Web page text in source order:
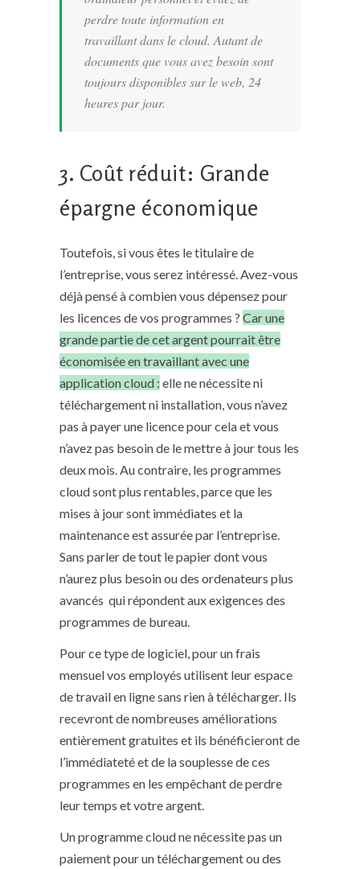
perdre toute information en
travaillant dans le cloud.Autant de
documents que vous avez besoin sont
toujours disponibles sur le web, 24
heures par jour.
3. Coût réduit: Grande
épargne économique
Toutefois, si vous êtes le titulaire de
l’entreprise, vous serez intéressé. Avez-vous
déjà pensé à combien vous dépensez pour
les licences de vos programmes ? Car une
grande partie de cet argent pourrait être
économisée en travaillant avec une
application cloud : elle ne nécessite ni
téléchargement ni installation, vous n’avez
pas à payer une licence pour cela et vous
n’avez pas besoin de le mettre à jour tous les
deux mois. Au contraire, les programmes
cloud sont plus rentables, parce que les
mises à jour sont immédiates et la
maintenance est assurée par l’entreprise.
Sans parler de tout le papier dont vous
n’aurez plus besoinou des ordenateurs plus
avancés qui répondent aux exigences des
programmes de bureau.
Pour ce type de logiciel, pour un frais
mensuel vos employés utilisent leur espace
de travail en ligne sans rien à télécharger. Ils
recevront de nombreuses améliorations
entièrement gratuites et ils bénéficieront de
l’immédiateté et de la souplesse de ces
programmes en les empêchant de perdre
leur temps et votre argent.
Un programme cloud ne nécessite pas un
paiement pour un téléchargement ou des